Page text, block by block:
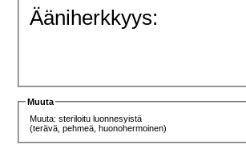
Ääniherkkyys:
Muuta
Muuta: steriloitu luonnesyistä
(terävä, pehmeä, huonohermoinen)